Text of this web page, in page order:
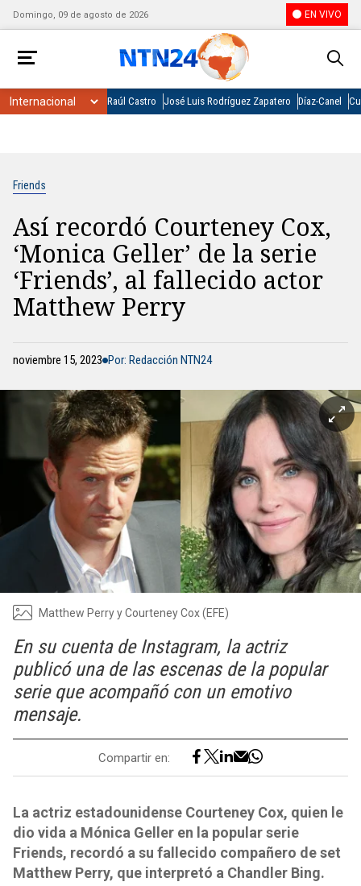
Domingo, 09 de agosto de 2026 EN VIVO
Raúl Castro José Luis Rodríguez Zapatero Díaz-Canel
Friends
Así recordó Courteney Cox,
‘Monica Geller’ de la serie
‘Friends’, al fallecido actor
Matthew Perry
noviembre 15, 2023 Por: Redacción NTN24
Matthew Perry y Courteney Cox (EFE)
En su cuenta de Instagram, la actriz
publicó una de las escenas de la popular
serie que acompañó con un emotivo
mensaje.
Compartir en:
La actriz estadounidense Courteney Cox, quien le
dio vida a Mónica Geller en la popular serie
Friends, recordó a su fallecido compañero de set
Matthew Perry, que interpretó a Chandler Bing.